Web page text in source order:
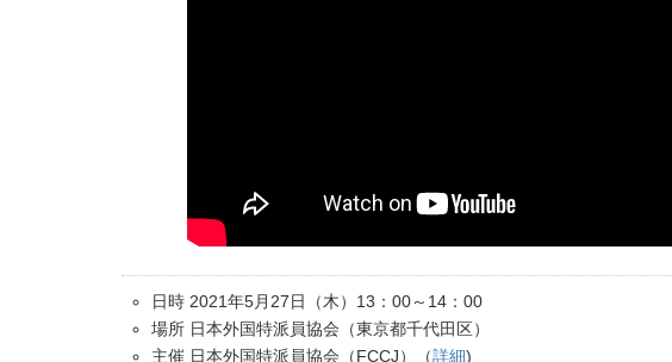
日時 2021年5月27日（木）13：00～14：00
場所 日本外国特派員協会（東京都千代田区）
主催 日本外国特派員協会（FCCJ）（詳細)